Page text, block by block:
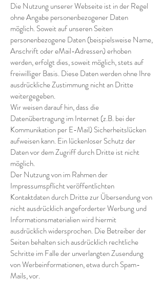
Die Nutzung unserer Webseite ist in der Regel
ohne Angabe personenbezogener Daten
möglich. Soweit auf unseren Seiten
personenbezogene Daten (beispielsweise Name,
Anschrift oder eMail-Adressen) erhoben
werden, erfolgt dies, soweit möglich, stets auf
freiwilliger Basis. Diese Daten werden ohne Ihre
ausdrückliche Zustimmung nicht an Dritte
weitergegeben.
Wir weisen darauf hin, dass die
Datenübertragung im Internet (z.B. bei der
Kommunikation per E-Mail) Sicherheitslücken
aufweisen kann. Ein lückenloser Schutz der
Daten vor dem Zugriff durch Dritte ist nicht
möglich.
Der Nutzung von im Rahmen der
Impressumspflicht veröffentlichten
Kontaktdaten durch Dritte zur Übersendung von
nicht ausdrücklich angeforderter Werbung und
Informationsmaterialien wird hiermit
ausdrücklich widersprochen. Die Betreiber der
Seiten behalten sich ausdrücklich rechtliche
Schritte im Falle der unverlangten Zusendung
von Werbeinformationen, etwa durch Spam-
Mails, vor.